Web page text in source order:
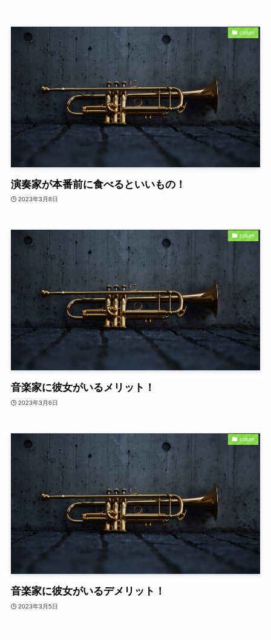
colum
演奏家が本番前に食べるといいもの！
2023年3月8日
colum
音楽家に彼女がいるメリット！
2023年3月6日
colum
音楽家に彼女がいるデメリット！
2023年3月5日